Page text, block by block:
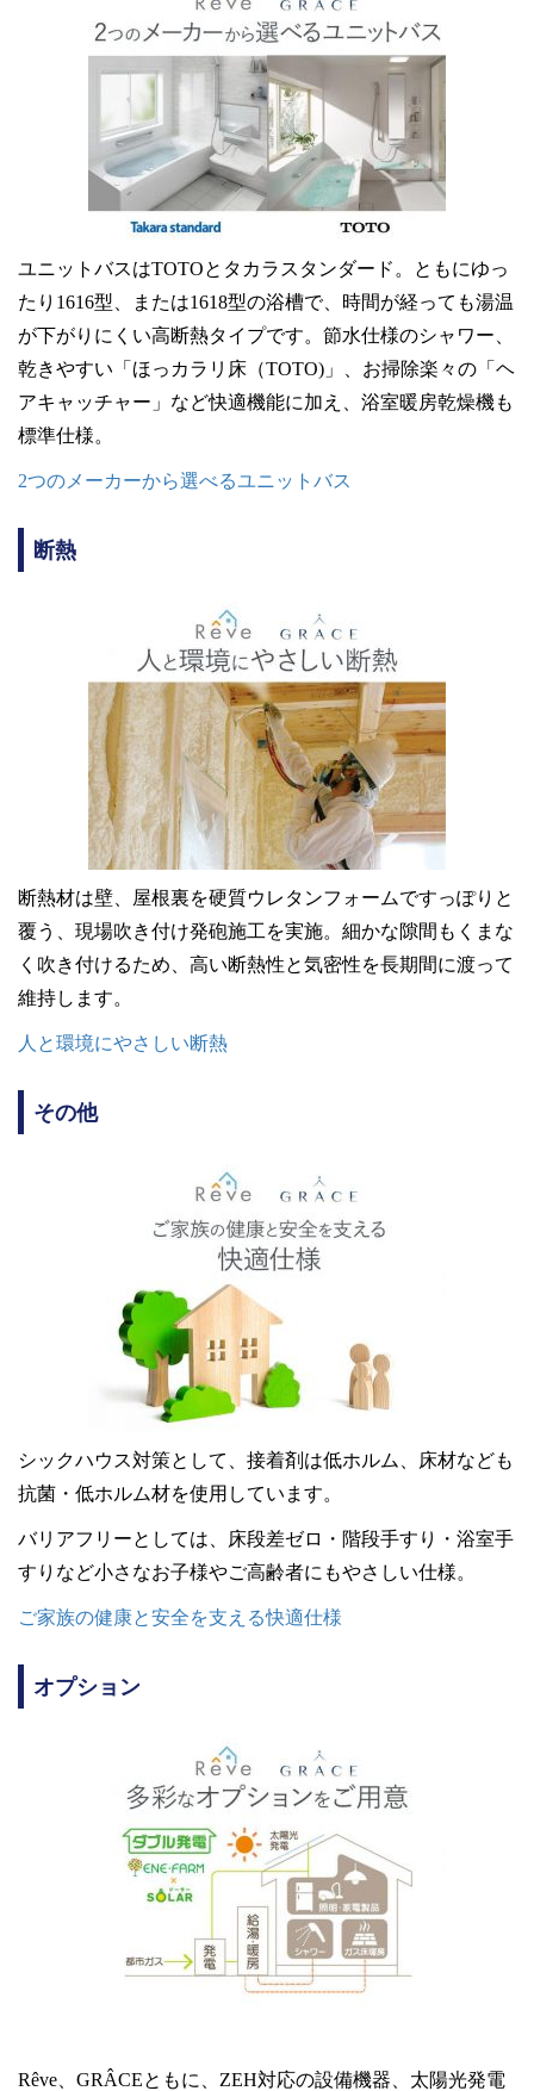
ユニットバスはTOTOとタカラスタンダード。ともにゆっ
たり1616型、または1618型の浴槽で、時間が経っても湯温
が下がりにくい高断熱タイプです。節水仕様のシャワー、
乾きやすい「ほっカラリ床（TOTO)」、お掃除楽々の「ヘ
アキャッチャー」など快適機能に加え、浴室暖房乾燥機も
標準仕様。
2つのメーカーから選べるユニットバス
断熱
断熱材は壁、屋根裏を硬質ウレタンフォームですっぽりと
覆う、現場吹き付け発砲施工を実施。細かな隙間もくまな
く吹き付けるため、高い断熱性と気密性を長期間に渡って
維持します。
人と環境にやさしい断熱
その他
シックハウス対策として、接着剤は低ホルム、床材なども
抗菌・低ホルム材を使用しています。
バリアフリーとしては、床段差ゼロ・階段手すり・浴室手
すりなど小さなお子様やご高齢者にもやさしい仕様。
ご家族の健康と安全を支える快適仕様
オプション
Rêve、GRÂCEともに、ZEH対応の設備機器、太陽光発電